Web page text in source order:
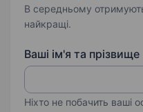
В середньому
найкращі.
Ваші ім'я та прізвище
Ніхто не побачить ваші